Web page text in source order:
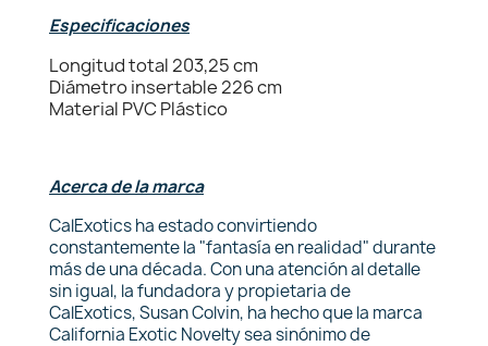
Especificaciones
Longitud total 203,25 cm
Diámetro insertable 226 cm
Material PVC Plástico
Acerca de la marca
CalExotics ha estado convirtiendo
constantemente la "fantasía en realidad" durante
más de una década. Con una atención al detalle
sin igual, la fundadora y propietaria de
CalExotics, Susan Colvin, ha hecho que la marca
California Exotic Novelty sea sinónimo de